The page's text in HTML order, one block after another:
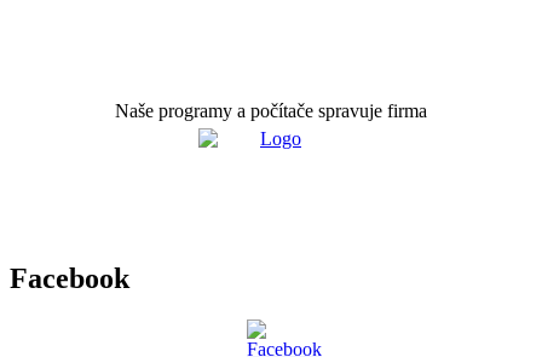
Naše programy a počítače spravuje firma
Facebook